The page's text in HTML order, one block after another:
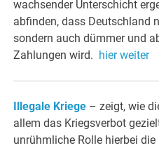
wachsender Unterschicht
abfinden, dass Deutschland
sondern auch dümmer und
Zahlungen wird. hier weiter
Illegale Kriege – zeigt, wie
allem das Kriegsverbot
unrühmliche Rolle hierbei